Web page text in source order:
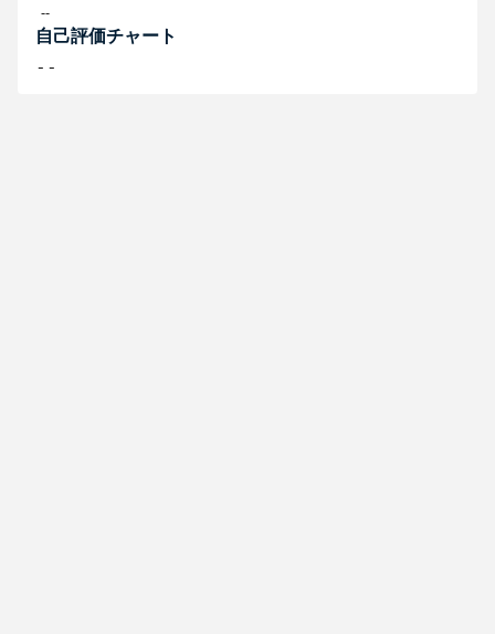
--
自己評価チャート
--